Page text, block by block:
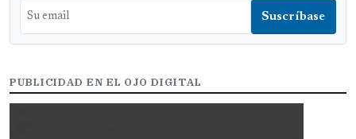
PUBLICIDAD EN EL OJO DIGITAL